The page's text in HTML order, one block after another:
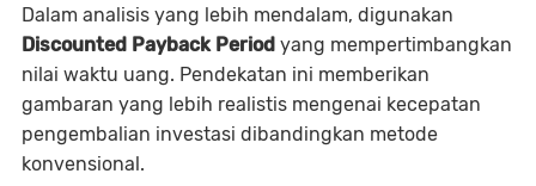
Dalam analisis yang lebih mendalam, digunakan
Discounted Payback Period yang mempertimbangkan
nilai waktu uang. Pendekatan ini memberikan
gambaran yang lebih realistis mengenai kecepatan
pengembalian investasi dibandingkan metode
konvensional.